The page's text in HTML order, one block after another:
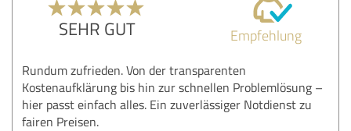
SEHR GUT Empfehlung
Rundum zufrieden. Von der transparenten
Kostenaufklärung bis hin zur schnellen Problemlösung –
hier passt einfach alles. Ein zuverlässiger Notdienst zu
fairen Preisen.